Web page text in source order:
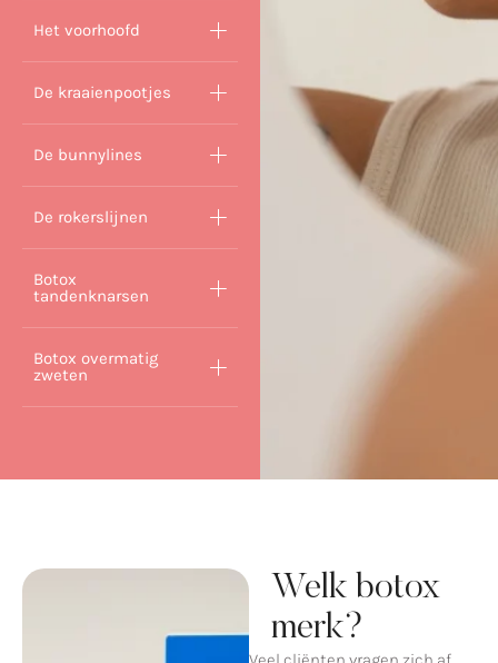
Het voorhoofd
De kraaienpootjes
De bunnylines
De rokerslijnen
Botox
tandenknarsen
Botox overmatig
zweten
Welk botox
merk?